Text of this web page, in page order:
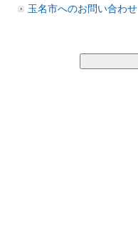
玉名市へのお問い合わせ